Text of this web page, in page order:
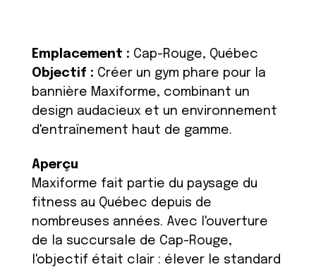
Emplacement : Cap-Rouge, Québec
Objectif : Créer un gym phare pour la
bannière Maxiforme, combinant un
design audacieux et un environnement
d'entraînement haut de gamme.
Aperçu
Maxiforme fait partie du paysage du
fitness au Québec depuis de
nombreuses années. Avec l'ouverture
de la succursale de Cap-Rouge,
l'objectif était clair : élever le standard